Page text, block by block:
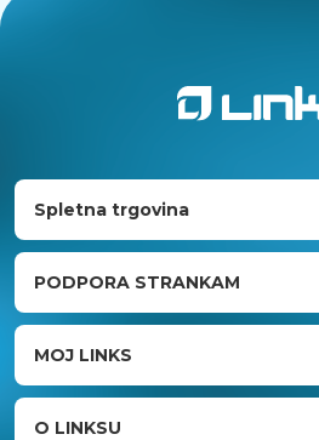
Spletna trgovina
PODPORA STRANKAM
MOJ LINKS
O LINKSU